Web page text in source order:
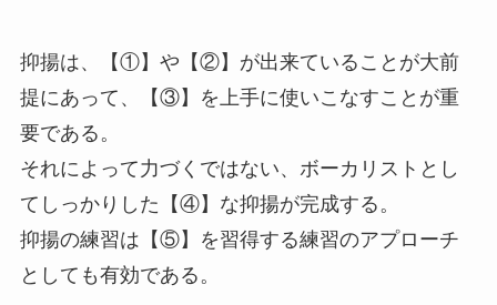
抑揚は、【①】や【②】が出来ていることが大前
提にあって、【③】を上手に使いこなすことが重
要である。
それによって力づくではない、ボーカリストとし
てしっかりした【④】な抑揚が完成する。
抑揚の練習は【⑤】を習得する練習のアプローチ
としても有効である。